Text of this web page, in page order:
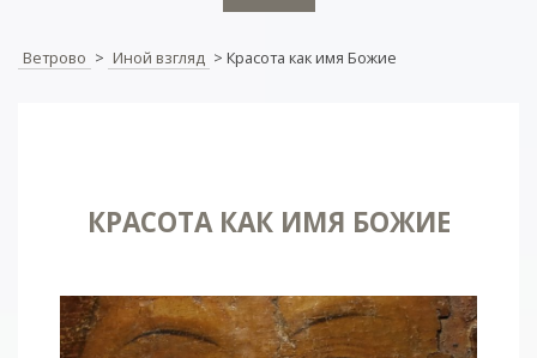
Ветрово > Иной взгляд > Красота как имя Божие
КРАСОТА КАК ИМЯ БОЖИЕ